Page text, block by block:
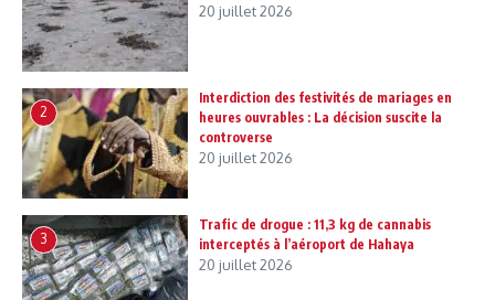
20 juillet 2026
2
Interdiction des festivités de mariages en
heures ouvrables : La décision suscite la
controverse
20 juillet 2026
3
Trafic de drogue : 11,3 kg de cannabis
interceptés à l’aéroport de Hahaya
20 juillet 2026